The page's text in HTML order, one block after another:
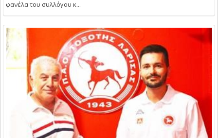
φανέλα του συλλόγου κ...